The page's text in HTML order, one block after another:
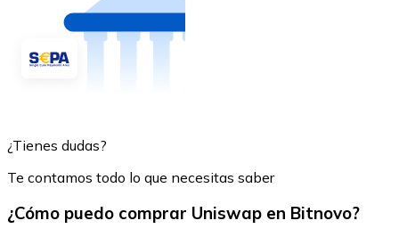
¿Tienes dudas?
Te contamos todo lo que necesitas saber
¿Cómo puedo comprar Uniswap en Bitnovo?